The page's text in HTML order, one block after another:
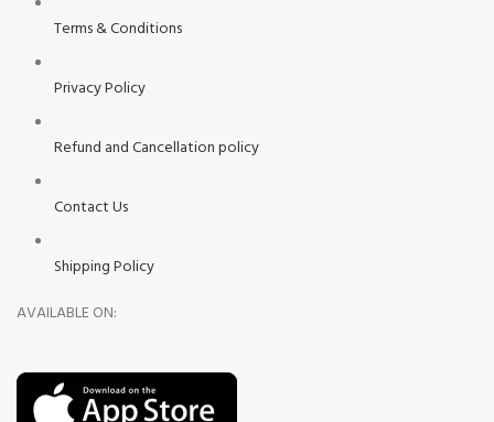
Terms & Conditions
Privacy Policy
Refund and Cancellation policy
Contact Us
Shipping Policy
AVAILABLE ON: